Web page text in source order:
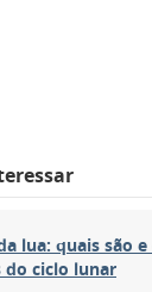
lua: quais são
do ciclo lunar